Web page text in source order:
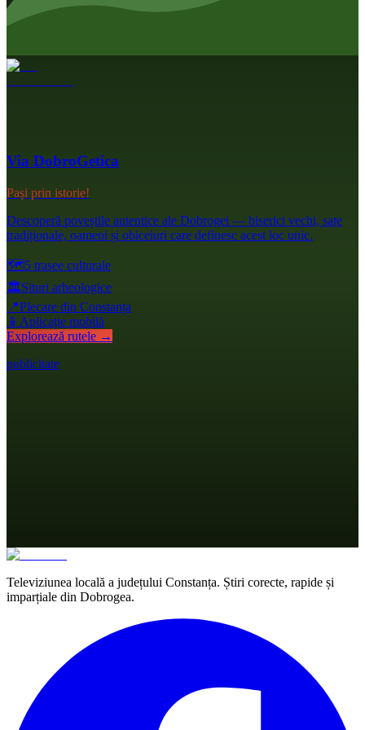
Via DobroGetica
Pași prin istorie!
Descoperă poveștile autentice ale Dobrogei — biserici vechi, sate
tradiționale, oameni și obiceiuri care definesc acest loc unic.
🗺️5 trasee culturale
🏛️Situri arheologice
📍Plecare din Constanța
📱 Aplicație mobilă
Explorează rutele →
publicitate
Televiziunea locală a județului Constanța. Știri corecte, rapide și
imparțiale din Dobrogea.